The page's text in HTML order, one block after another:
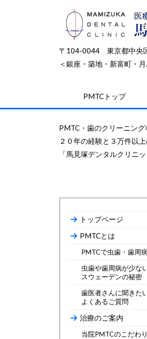
〒104-0044 東京都中央
＜銀座・築地・新富町・
PMTCトップ
PMTC ・ 歯のクリーニング
２０年の経験と ３万件以
「馬見塚デンタルクリニ
トップページ
PMTCとは
PMTCで虫歯・歯周
虫歯や歯周病が少な
スウェーデンの秘密
歯医者さんに聞きた
よくあるご質問
治療のご案内
当院PMTCのこだわり